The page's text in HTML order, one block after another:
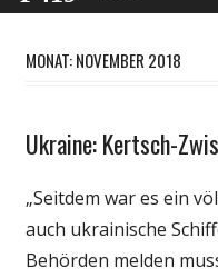
MONAT: NOVEMBER 2018
Gesellschaft
Politik
Wissenschaft
Ukraine: Kertsch-
„Seitdem war es ein
auch ukrainische
Behörden melden